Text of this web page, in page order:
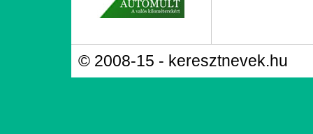
© 2008-15 - keresztnevek.hu